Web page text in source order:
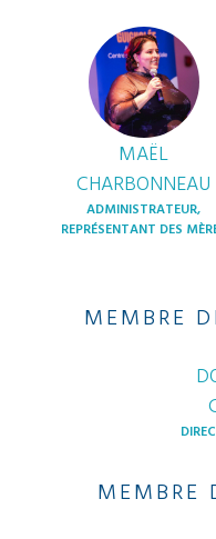
MAËL
CHARBONNEAU
ADMINISTRATEUR,
REPRÉSENTANT DES
MEMBRE
MEMBRE